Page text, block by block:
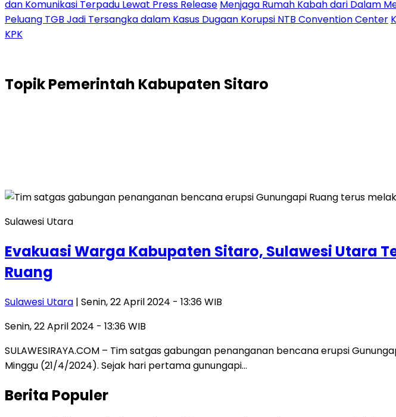
dan Komunikasi Terpadu Lewat Press Release Menjaga Rumah Kabah dari Dalam
Peluang TGB Jadi Tersangka dalam Kasus Dugaan Korupsi NTB Convention Center
KPK
TopikPemerintah Kabupaten Sitaro
Sulawesi Utara
Evakuasi Warga Kabupaten Sitaro, Sulawesi Utara
Ruang
Sulawesi Utara | Senin, 22 April 2024 - 13:36 WIB
Senin, 22 April 2024 - 13:36 WIB
SULAWESIRAYA.COM – Tim satgas gabungan penanganan bencana erupsi
Minggu (21/4/2024). Sejak hari pertama gunungapi…
Berita Populer